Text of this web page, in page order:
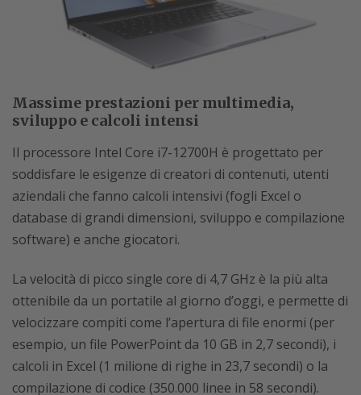
Massime prestazioni per multimedia,
sviluppo e calcoli intensi
Il processore Intel Core i7-12700H è progettato per
soddisfare le esigenze di creatori di contenuti, utenti
aziendali che fanno calcoli intensivi (fogli Excel o
database di grandi dimensioni, sviluppo e compilazione
software) e anche giocatori.
La velocità di picco single core di 4,7 GHz è la più alta
ottenibile da un portatile al giorno d’oggi, e permette di
velocizzare compiti come l’apertura di file enormi (per
esempio, un file PowerPoint da 10 GB in 2,7 secondi), i
calcoli in Excel (1 milione di righe in 23,7 secondi) o la
compilazione di codice (350.000 linee in 58 secondi).